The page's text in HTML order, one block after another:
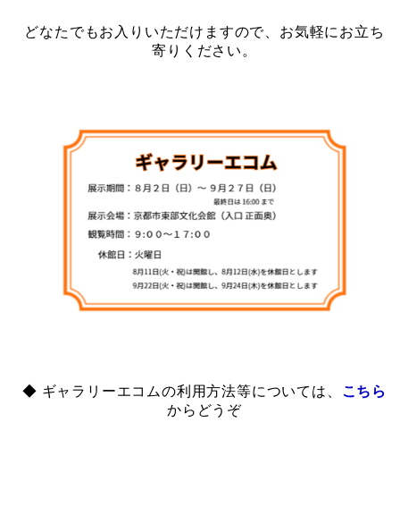
どなたでもお入りいただけますので、お気軽にお立ち
寄りください。
◆ ギャラリーエコムの利用方法等については、 こちら
からどうぞ